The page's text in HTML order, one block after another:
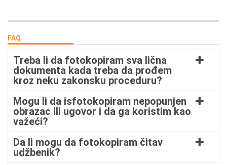
FAQ
Treba li da fotokopiram sva lična
dokumenta kada treba da prođem
kroz neku zakonsku proceduru?
Mogu li da isfotokopiram nepopunjen
obrazac ili ugovor i da ga koristim kao
važeći?
Da li mogu da fotokopiram čitav
udžbenik?